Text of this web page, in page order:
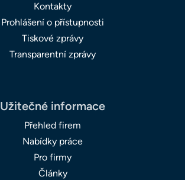
Kontakty
Prohlášení o přístupnosti
Tiskové zprávy
Transparentní zprávy
Užitečné informace
Přehled firem
Nabídky práce
Pro firmy
Články